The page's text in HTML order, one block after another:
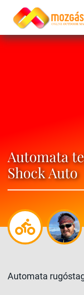
Automata
Shock Auto
Automata